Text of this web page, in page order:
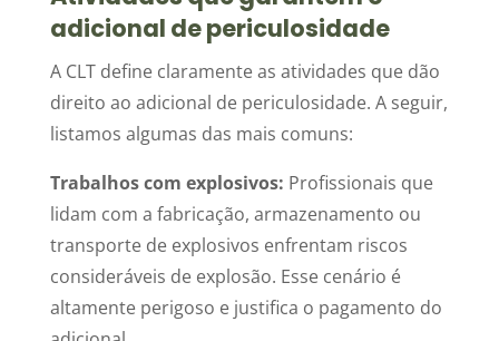
adicional de periculosidade
A CLT define claramente as atividades que dão
direito ao adicional de periculosidade. A seguir,
listamos algumas das mais comuns:
Trabalhos com explosivos: Profissionais que
lidam com a fabricação, armazenamento ou
transporte de explosivos enfrentam riscos
consideráveis de explosão. Esse cenário é
altamente perigoso e justifica o pagamento do